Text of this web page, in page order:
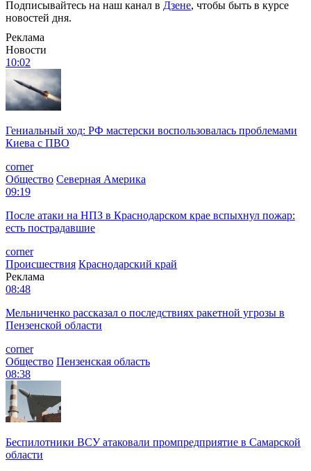
Подписывайтесь на наш канал в Дзене, чтобы быть в курсе
новостей дня.
Реклама
Новости
10:02
Гениальный ход: РФ мастерски воспользовалась проблемами
Киева с ПВО
corner
Общество Северная Америка
09:19
После атаки на НПЗ в Краснодарском крае вспыхнул пожар:
есть пострадавшие
corner
Происшествия Краснодарский край
Реклама
08:48
Мельниченко рассказал о последствиях ракетной угрозы в
Пензенской области
corner
Общество Пензенская область
08:38
Беспилотники ВСУ атаковали промпредприятие в Самарской
области